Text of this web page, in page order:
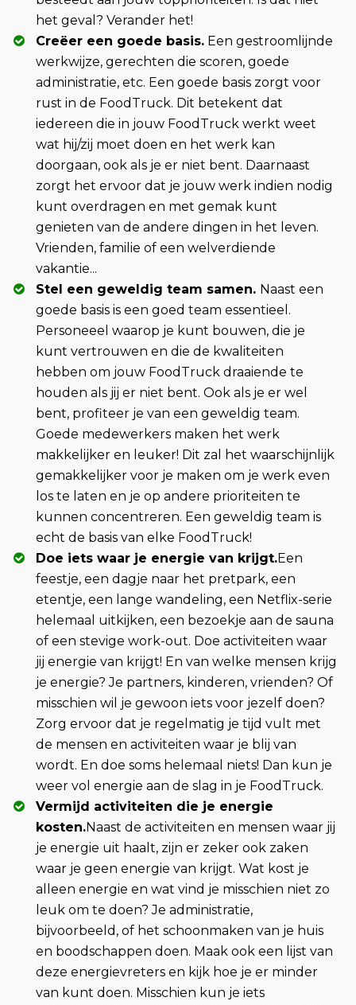
het geval? Verander het!
Creëer een goede basis. Een gestroomlijnde
werkwijze, gerechten die scoren, goede
administratie, etc. Een goede basis zorgt voor
rust in de FoodTruck. Dit betekent dat
iedereen die in jouw FoodTruck werkt weet
wat hij/zij moet doen en het werk kan
doorgaan, ook als je er niet bent. Daarnaast
zorgt het ervoor dat je jouw werk indien nodig
kunt overdragen en met gemak kunt
genieten van de andere dingen in het leven.
Vrienden, familie of een welverdiende
vakantie...
Stel een geweldig team samen. Naast een
goede basis is een goed team essentieel.
Personeeel waarop je kunt bouwen, die je
kunt vertrouwen en die de kwaliteiten
hebben om jouw FoodTruck draaiende te
houden als jij er niet bent. Ook als je er wel
bent, profiteer je van een geweldig team.
Goede medewerkers maken het werk
makkelijker en leuker! Dit zal het waarschijnlijk
gemakkelijker voor je maken om je werk even
los te laten en je op andere prioriteiten te
kunnen concentreren. Een geweldig team is
echt de basis van elke FoodTruck!
Doe iets waar je energie van krijgt.Een
feestje, een dagje naar het pretpark, een
etentje, een lange wandeling, een Netflix-serie
helemaal uitkijken, een bezoekje aan de sauna
of een stevige work-out. Doe activiteiten waar
jij energie van krijgt! En van welke mensen krijg
je energie? Je partners, kinderen, vrienden? Of
misschien wil je gewoon iets voor jezelf doen?
Zorg ervoor dat je regelmatig je tijd vult met
de mensen en activiteiten waar je blij van
wordt. En doe soms helemaal niets! Dan kun je
weer vol energie aan de slag in je FoodTruck.
Vermijd activiteiten die je energie
kosten.Naast de activiteiten en mensen waar jij
je energie uit haalt, zijn er zeker ook zaken
waar je geen energie van krijgt. Wat kost je
alleen energie en wat vind je misschien niet zo
leuk om te doen? Je administratie,
bijvoorbeeld, of het schoonmaken van je huis
en boodschappen doen. Maak ook een lijst van
deze energievreters en kijk hoe je er minder
van kunt doen. Misschien kun je iets